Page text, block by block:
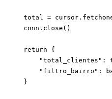
total =
    conn.close()
    return {
"total_clientes":
"filtro_bairro":
    }